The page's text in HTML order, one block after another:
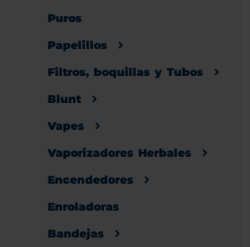
Puros
Papelillos
Filtros, boquillas y Tubos
Blunt
Vapes
Vaporizadores Herbales
Encendedores
Enroladoras
Bandejas